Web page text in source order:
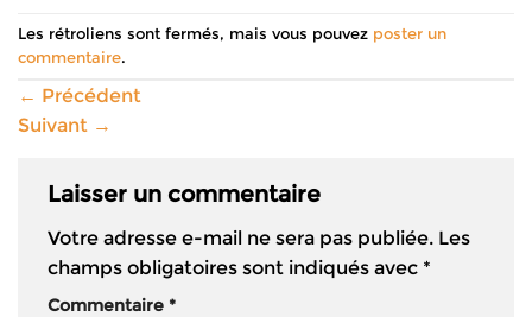
Les rétroliens sont fermés, mais vous pouvez poster un
commentaire.
← Précédent
Suivant →
Laisser un commentaire
Votre adresse e-mail ne sera pas publiée. Les
champs obligatoires sont indiqués avec *
Commentaire *